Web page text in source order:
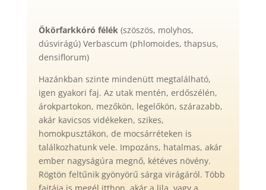
Ökörfarkkóró félék(szöszös, molyhos,
dúsvirágú) Verbascum (phlomoides, thapsus,
densiflorum)
Hazánkban szinte mindenütt megtalálható,
igen gyakori faj. Az utak mentén, erdőszélén,
árokpartokon, mezőkön, legelőkön, szárazabb,
akár kavicsos vidékeken, szikes,
homokpusztákon, de mocsárréteken is
találkozhatunk vele. Impozáns, hatalmas, akár
ember nagyságúra megnő, kétéves növény.
Rögtön feltűnik gyönyörű sárga virágáról. Több